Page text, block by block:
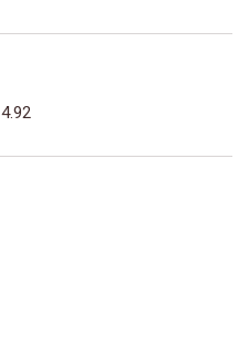
4.92